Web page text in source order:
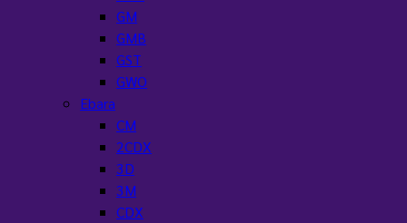
GM
GMB
GST
GWO
Ebara
CM
2CDX
3D
3M
CDX